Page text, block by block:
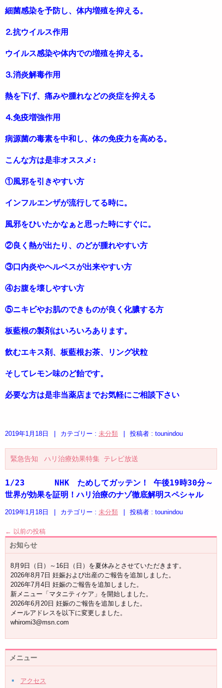
細菌感染を予防し、体内増殖を抑える。
⒉抗ウイルス作用
ウイルス感染や体内での増殖を抑える。
⒊消炎解毒作用
熱を下げ、痛みや腫れなどの炎症を抑える
⒋免疫増強作用
病源菌の毒素を中和し、体の免疫力を高める。
こんな方は是非オススメ:
①風邪を引きやすい方
インフルエンザが流行してる時に。
風邪をひいたかなぁと思った時にすぐに。
②良く熱が出たり、のどが腫れやすい方
③口内炎やヘルペスが出来やすい方
④お腹を壊しやすい方
⑤ニキビやお肌のできものが良く化膿する方
板藍根の製剤はいろいろあります。
飲むエキス剤、板藍根お茶、リング状粒
そしてレモン味のど飴です。
必要な方は是非当薬店までお気軽にご相談下さい
2019年1月18日 カテゴリー : 未分類 投稿者 : tounindou
緊急告知 ハリ治療効果特集 テレビ放送
1/23      NHK　ためしてガッテン！ 午後19時30分～
世界が効果を証明！ハリ治療のナゾ徹底解明スペシャル
2019年1月18日 カテゴリー : 未分類 投稿者 : tounindou
← 以前の投稿
お知らせ
8月9日（日）～16日（日）を夏休みとさせていただきます。
2026年8月7日 妊娠および出産のご報告を追加しました。
2026年7月4日 妊娠のご報告を追加しました。
新メニュー「マタニティケア」を開始しました。
2026年6月20日 妊娠のご報告を追加しました。
メールアドレスを以下に変更しました。
whiromi3@msn.com
メニュー
アクセス